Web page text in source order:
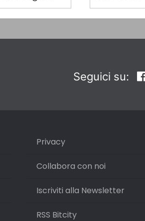
Seguici su:
Privacy
Collabora con noi
Iscriviti alla Newsletter
RSS Bitcity